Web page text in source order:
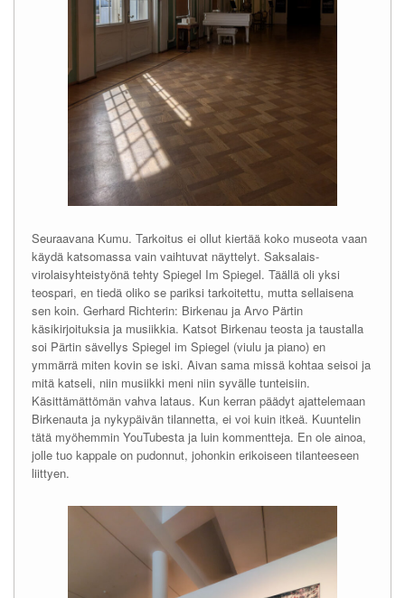
Seuraavana Kumu. Tarkoitus ei ollut kiertää koko museota vaan
käydä katsomassa vain vaihtuvat näyttelyt. Saksalais-
virolaisyhteistyönä tehty Spiegel Im Spiegel. Täällä oli yksi
teospari, en tiedä oliko se pariksi tarkoitettu, mutta sellaisena
sen koin. Gerhard Richterin: Birkenau ja Arvo Pärtin
käsikirjoituksia ja musiikkia. Katsot Birkenau teosta ja taustalla
soi Pärtin sävellys Spiegel im Spiegel (viulu ja piano) en
ymmärrä miten kovin se iski. Aivan sama missä kohtaa seisoi ja
mitä katseli, niin musiikki meni niin syvälle tunteisiin.
Käsittämättömän vahva lataus. Kun kerran päädyt ajattelemaan
Birkenauta ja nykypäivän tilannetta, ei voi kuin itkeä. Kuuntelin
tätä myöhemmin YouTubesta ja luin kommentteja. En ole ainoa,
jolle tuo kappale on pudonnut, johonkin erikoiseen tilanteeseen
liittyen.